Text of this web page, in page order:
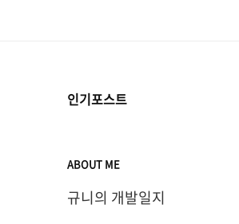
인기포스트
ABOUT ME
규니의 개발일지